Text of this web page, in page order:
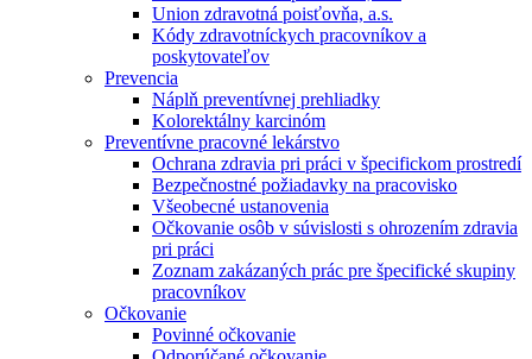
Union zdravotná poisťovňa, a.s.
Kódy zdravotníckych pracovníkov a
poskytovateľov
Prevencia
Náplň preventívnej prehliadky
Kolorektálny karcinóm
Preventívne pracovné lekárstvo
Ochrana zdravia pri práci v špecifickom prostredí
Bezpečnostné požiadavky na pracovisko
Všeobecné ustanovenia
Očkovanie osôb v súvislosti s ohrozením zdravia
pri práci
Zoznam zakázaných prác pre špecifické skupiny
pracovníkov
Očkovanie
Povinné očkovanie